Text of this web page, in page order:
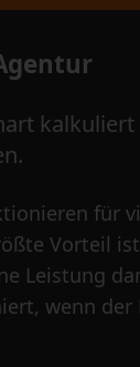
kalkuliert
für
Vorteil
Leistung
wenn der